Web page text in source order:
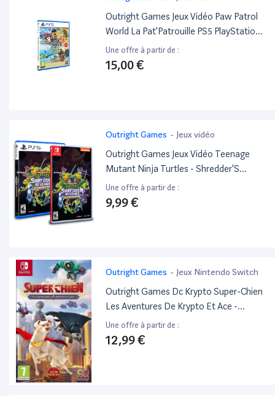
Outright Games Jeux Vidéo Paw Patrol
World La Pat'Patrouille PS5 PlayStation 5
(PS5)
Une offre à partir de :
15,00 €
Outright Games - Jeux vidéo
Outright Games Jeux Vidéo Teenage
Mutant Ninja Turtles - Shredder'S
Revenge Standard Edition PlayStation 5
(PS5)
Une offre à partir de :
9,99 €
Outright Games - Jeux Nintendo Switch
Outright Games Dc Krypto Super-Chien
Les Aventures De Krypto Et Ace -
Occasion Switch
Une offre à partir de :
12,99 €